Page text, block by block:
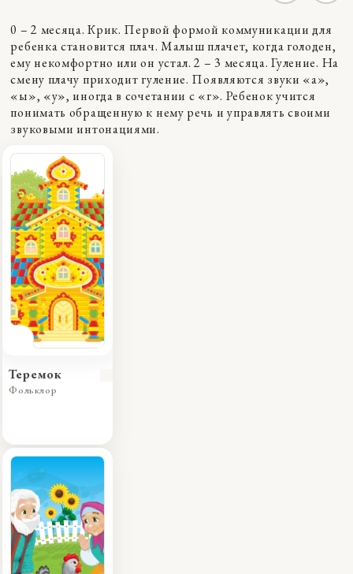
0 – 2 месяца. Крик. Первой формой коммуникации для
ребенка становится плач. Малыш плачет, когда голоден,
ему некомфортно или он устал. 2 – 3 месяца. Гуление. На
смену плачу приходит гуление. Появляются звуки «а»,
«ы», «у», иногда в сочетании с «г». Ребенок учится
понимать обращенную к нему речь и управлять своими
звуковыми интонациями.
Теремок
Фольклор